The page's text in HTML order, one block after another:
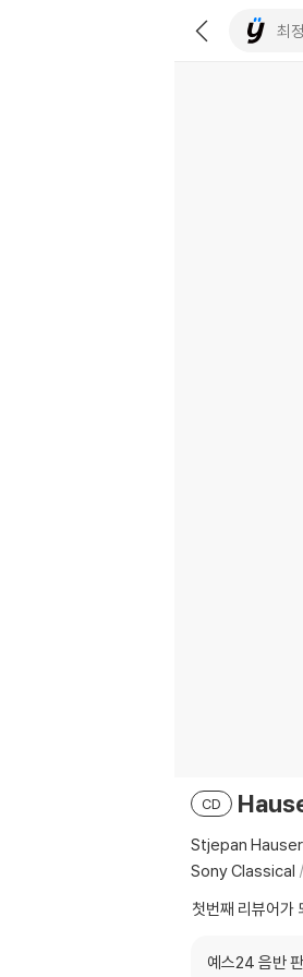
CD
Stjepan Hauser
Sony Classical /
첫번째 리뷰어가
예스24 음반